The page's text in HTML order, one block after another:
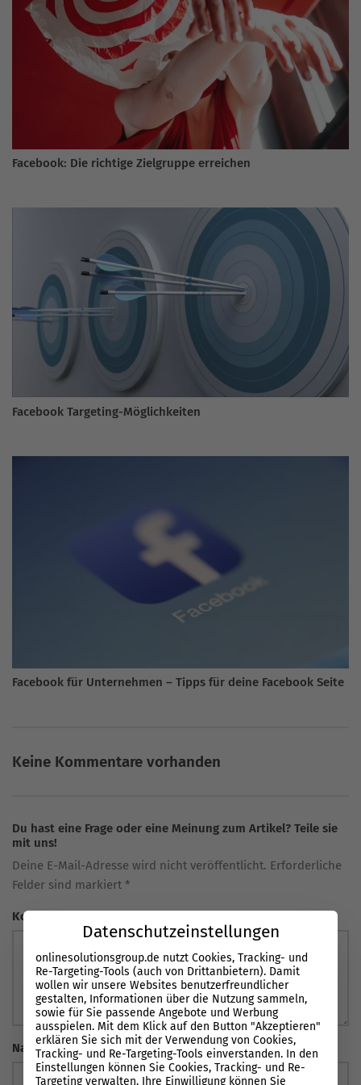
Facebook: Die richtige Zielgruppe erreichen
Facebook Targeting-Möglichkeiten
Facebook für Unternehmen – Tipps für deine Facebook Seite
Keine Kommentare vorhanden
Du hast eine Frage oder eine Meinung zum Artikel? Teile sie
mit uns!
Deine E-Mail-Adresse wird nicht veröffentlicht. Erforderliche
Felder sind markiert *
Kommentar
Name *
Datenschutzeinstellungen
onlinesolutionsgroup.de nutzt Cookies, Tracking- und
Re-Targeting-Tools (auch von Drittanbietern). Damit
wollen wir unsere Websites benutzerfreundlicher
gestalten, Informationen über die Nutzung sammeln,
sowie für Sie passende Angebote und Werbung
ausspielen. Mit dem Klick auf den Button "Akzeptieren"
erklären Sie sich mit der Verwendung von Cookies,
Tracking- und Re-Targeting-Tools einverstanden. In den
Einstellungen können Sie Cookies, Tracking- und Re-
Targeting verwalten. Ihre Einwilligung können Sie